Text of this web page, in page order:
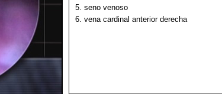
5. seno venoso
6. vena cardinal anterior derecha